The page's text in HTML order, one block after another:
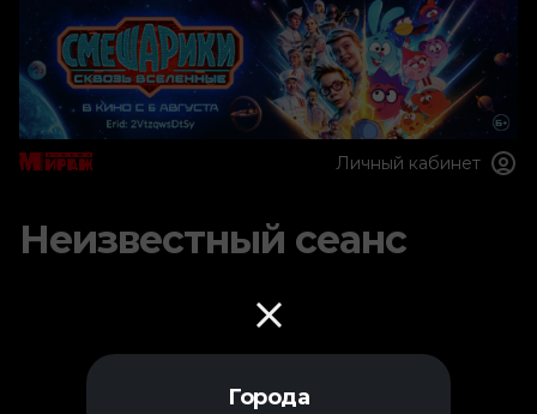
Города
Личный кабинет
Неизвестный сеанс